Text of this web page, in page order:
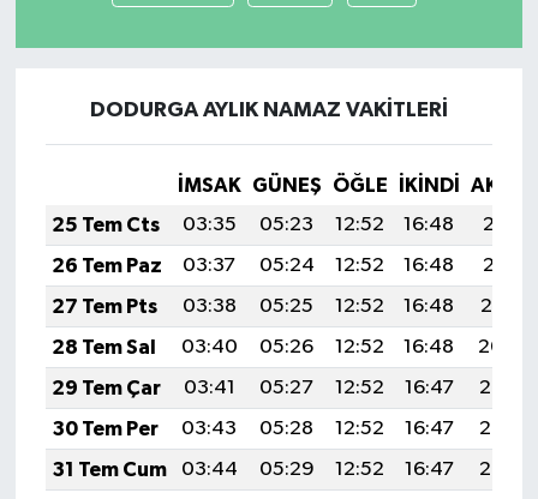
DODURGA AYLIK NAMAZ VAKITLERI
İMSAK GÜNEŞ ÖĞLE İKINDI
25 Tem Cts
03:35 05:23 12:52 16:48
20:11
26 Tem Paz
03:37 05:24 12:52 16:48
20:11
27 Tem Pts
03:38 05:25 12:52 16:48
20:10
28 Tem Sal
03:40 05:26 12:52 16:48
20:09
29 Tem Çar
03:41 05:27 12:52 16:47
20:08
30 Tem Per
03:43 05:28 12:52 16:47
20:07
31 Tem Cum
03:44 05:29 12:52 16:47
20:06